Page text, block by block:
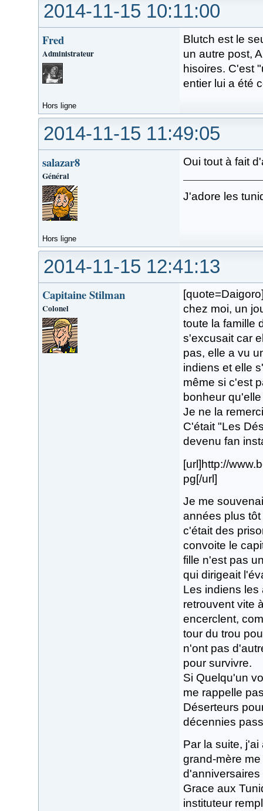
2014-11-15 10:11:00
Fred
Administrateur
Blutch est le
un autre post,
hisoires. C'est
entier lui a été
Hors ligne
2014-11-15 11:49:05
salazar8
Général
Oui tout à fait
J'adore les
Hors ligne
2014-11-15 12:41:13
Capitaine Stilman
Colonel
chez moi, un
toute la famille
s'excusait car
pas, elle a vu
indiens et elle
même si c'est
bonheur
Je ne la
C'était "Les
devenu fan
[url]http://
pg[/url]
Je me
années plus
c'était des
convoite le
fille n'est pas
qui dirigeait
Les indiens les
retrouvent vite
encerclent,
tour du trou
n'ont pas
pour survivre.
Si Quelqu'un
me rappelle
Déserteurs
décennies
Par la suite,
grand-mère
d'anniversaires
Grace aux
instituteur